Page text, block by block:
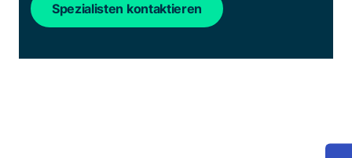
Spezialisten kontaktieren